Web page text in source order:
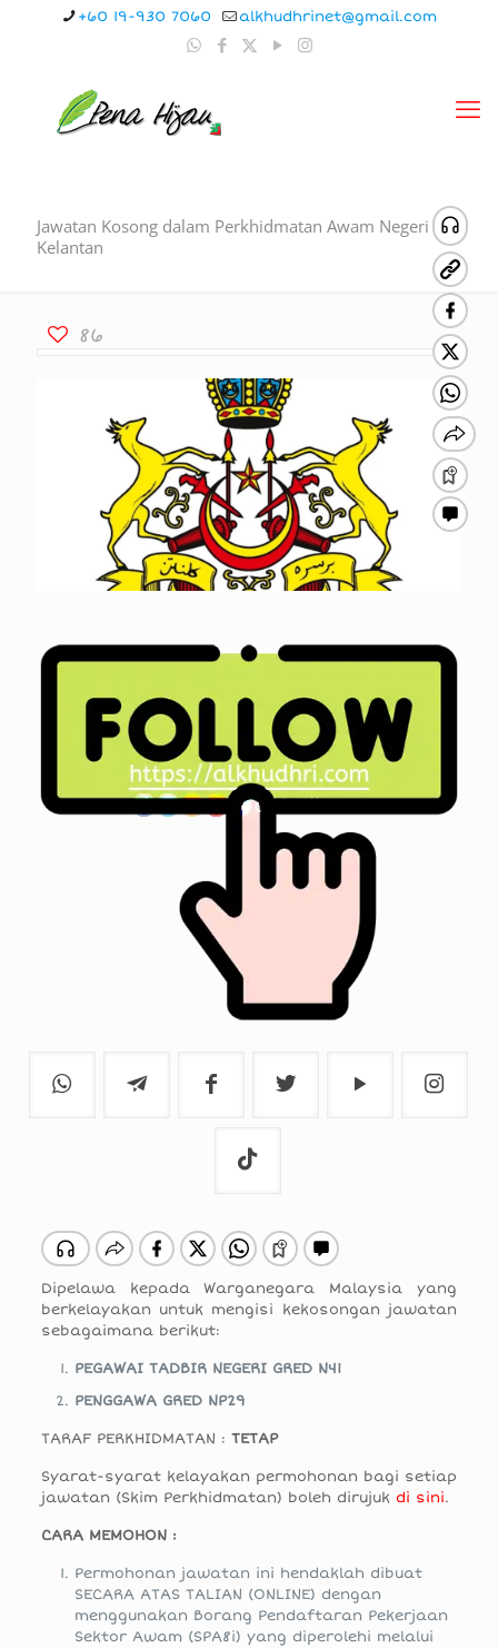
+60 19-930 7060 alkhudhrinet@gmail.com
Jawatan Kosong dalam Perkhidmatan Awam Negeri
Kelantan
86
Dipelawa kepada Warganegara Malaysia yang
berkelayakan untuk mengisi kekosongan jawatan
sebagaimana berikut:
PEGAWAI TADBIR NEGERI GRED N41
PENGGAWA GRED NP29
TARAF PERKHIDMATAN : TETAP
Syarat-syarat kelayakan permohonan bagi setiap
jawatan (Skim Perkhidmatan) boleh dirujuk di sini.
CARA MEMOHON :
Permohonan jawatan ini hendaklah dibuat
SECARA ATAS TALIAN (ONLINE) dengan
menggunakan Borang Pendaftaran Pekerjaan
Sektor Awam (SPA8i) yang diperolehi melalui